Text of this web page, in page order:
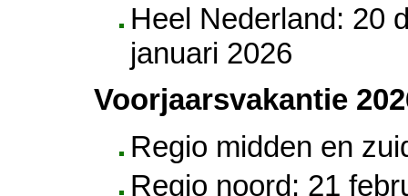
Heel Nederland: 20
januari 2026
Voorjaarsvakantie
Regio midden en
Regio noord: 21